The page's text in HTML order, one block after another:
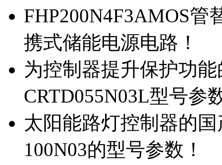
FHP200N4F3AMOS管
携式储能电源电路！
为控制器提升保护功
CRTD055N03L型号参
太阳能路灯控制器的
100N03的型号参数！